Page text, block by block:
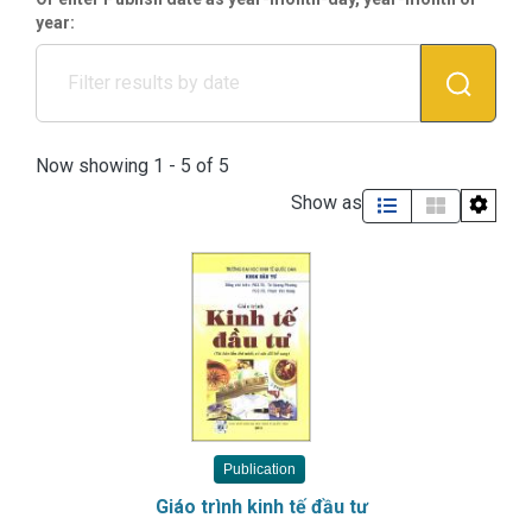
year:
Now showing 1 - 5 of 5
Show as
Publication
Giáo trình kinh tế đầu tư